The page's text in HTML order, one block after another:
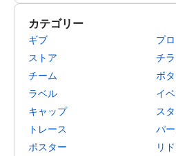
カテゴリー
ギブ
プロ
ストア
チ
チーム
ボ
ラベル
イ
キャップ
ス
トレース
パ
ポスター
リ